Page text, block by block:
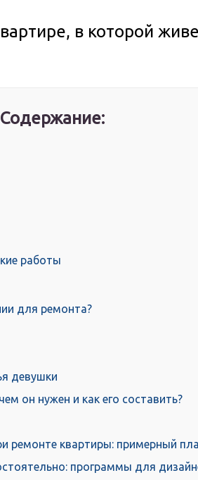
в которой
Содержание:
работы
для ремонта?
девушки
он нужен и как его составить?
ремонте квартиры: примерный
программы для